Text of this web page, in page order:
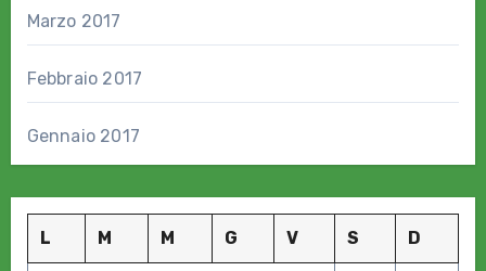
Marzo 2017
Febbraio 2017
Gennaio 2017
L M M G V S D